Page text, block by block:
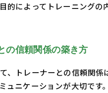
的によってトレーニングの
の信頼関係の築き方
、トレーナーとの信頼関
ュニケーションが大切で